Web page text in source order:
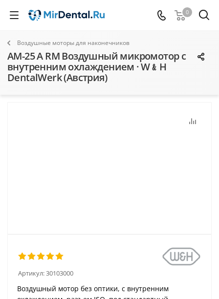
0
Воздушные моторы для наконечников
AM-25 A RM Воздушный микромотор с
внутренним охлаждением · W﹠H
DentalWerk (Австрия)
Артикул:30103000
Воздушный мотор без оптики, с внутренним